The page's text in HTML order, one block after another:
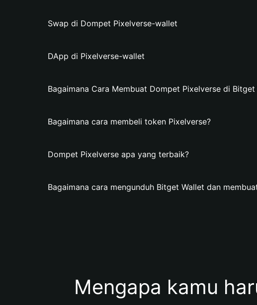
Swap di Dompet Pixelverse-wallet
DApp di Pixelverse-wallet
Bagaimana Cara Membuat Dompet Pixelverse di Bitget
Bagaimana cara membeli token Pixelverse?
Dompet Pixelverse apa yang terbaik?
Bagaimana cara mengunduh Bitget Wallet dan
Mengapa kamu